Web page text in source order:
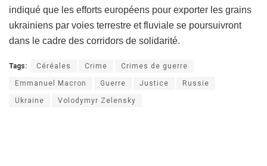
indiqué que les efforts européens pour exporter les grains
ukrainiens par voies terrestre et fluviale se poursuivront
dans le cadre des corridors de solidarité.
Tags: Céréales Crime Crimes de guerre
Emmanuel Macron Guerre Justice Russie
Ukraine Volodymyr Zelensky